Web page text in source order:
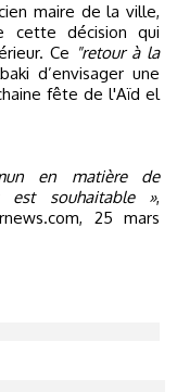
maire de la ville,
cette décision qui
Ce "retour à la
d’envisager une
fête de l'Aïd el
en matière de
est souhaitable »,
25 mars